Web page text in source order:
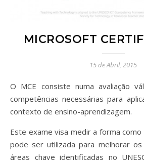
MICROSOFT
15 de Abril, 2015
O MCE consiste numa avaliação válida e confiável das
competências necessárias para
contexto de ensino-aprendizagem.
Este exame visa medir a forma
pode ser utilizada para melhorar
áreas chave identificadas no